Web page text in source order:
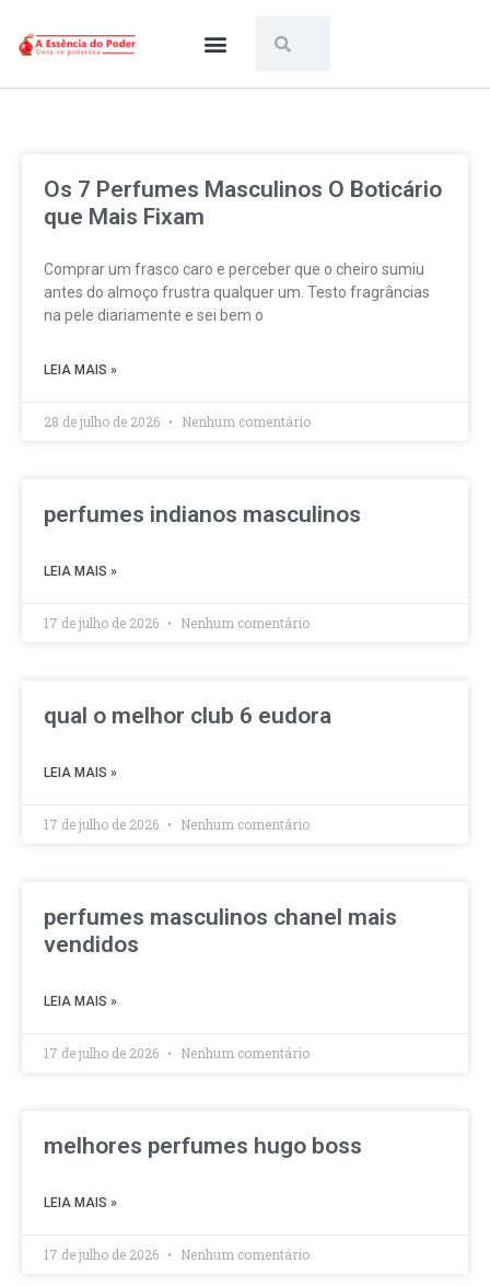
Os 7 Perfumes Masculinos O Boticário
que Mais Fixam
Comprar um frasco caro e perceber que o cheiro sumiu
antes do almoço frustra qualquer um. Testo fragrâncias
na pele diariamente e sei bem o
LEIA MAIS »
28 de julho de 2026 Nenhum comentário
perfumes indianos masculinos
LEIA MAIS »
17 de julho de 2026 Nenhum comentário
qual o melhor club 6 eudora
LEIA MAIS »
17 de julho de 2026 Nenhum comentário
perfumes masculinos chanel mais
vendidos
LEIA MAIS »
17 de julho de 2026 Nenhum comentário
melhores perfumes hugo boss
LEIA MAIS »
17 de julho de 2026 Nenhum comentário